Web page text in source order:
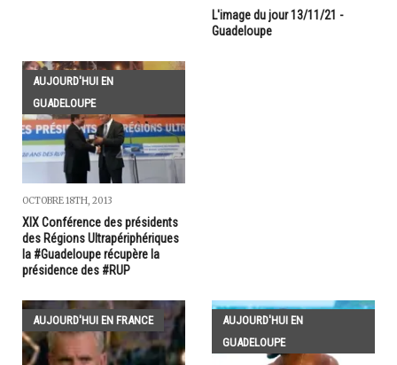
L'image du jour 13/11/21 -
Guadeloupe
AUJOURD'HUI EN
GUADELOUPE
OCTOBRE 18TH, 2013
XIX Conférence des présidents
des Régions Ultrapériphériques
la #Guadeloupe récupère la
présidence des #RUP
AUJOURD'HUI EN FRANCE
AUJOURD'HUI EN
GUADELOUPE